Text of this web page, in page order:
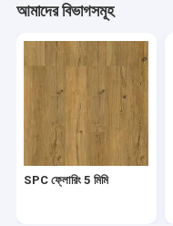
মার্বেল ভিনাইল ফ্লোরিং
গ্রানাইট ভিনাইল ফ্লোরিং
সিমেন্ট ভিনাইল ফ্লোরিং
স্টোন প্যাটার্ন ভিনাইল ফ্লোরিং
আমাদের বিভাগসমূহ
SPC ফ্লোরিং 5 মিমি